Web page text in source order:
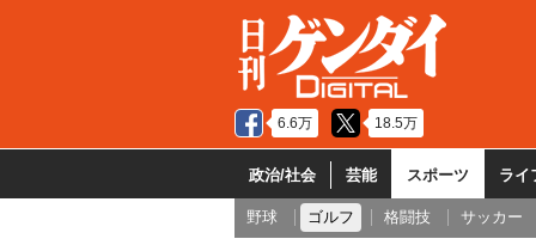
6.6万 18.5万
政治/社会 芸能 スポーツ ライ
野球 ゴルフ 格闘技 サッカー